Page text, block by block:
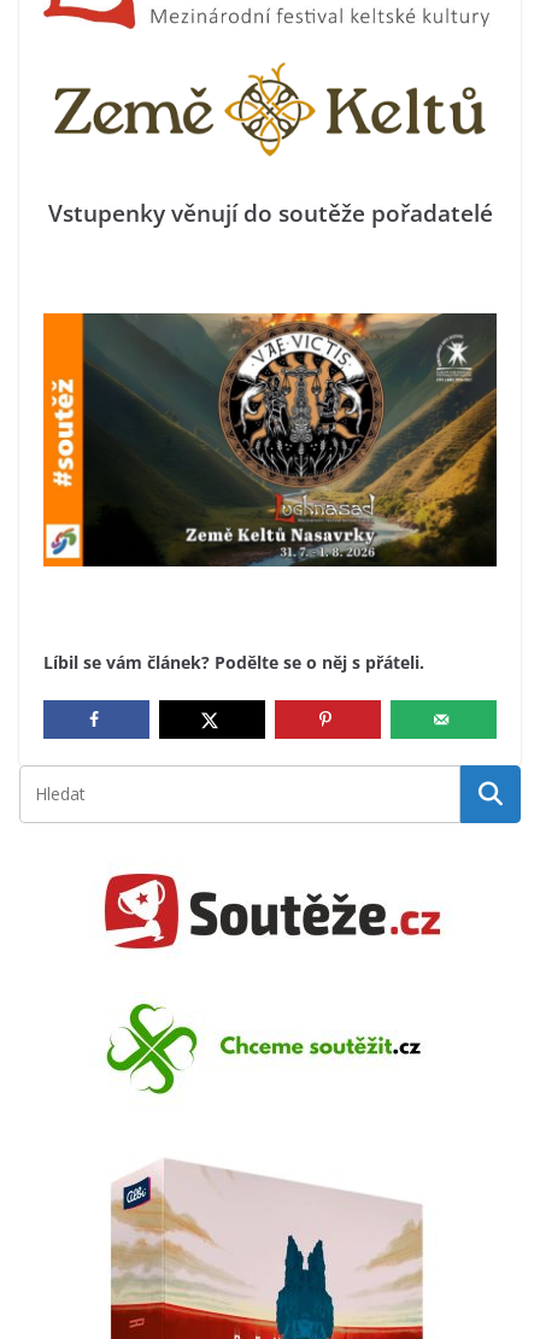
Vstupenky věnují do soutěže pořadatelé
Líbil se vám článek? Podělte se o něj s přáteli.